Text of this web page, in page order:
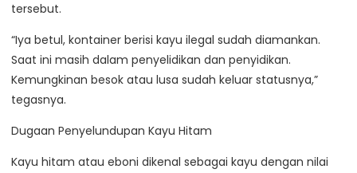
tersebut.
“Iya betul, kontainer berisi kayu ilegal sudah diamankan.
Saat ini masih dalam penyelidikan dan penyidikan.
Kemungkinan besok atau lusa sudah keluar statusnya,”
tegasnya.
Dugaan Penyelundupan Kayu Hitam
Kayu hitam atau eboni dikenal sebagai kayu dengan nilai